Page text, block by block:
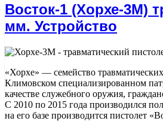
Восток-1 (Хорхе-3М)
мм. Устройство
«Хорхе» — семейство
Климовском специализированном
качестве служебного оружия,
С 2010 по 2015 года производился
на его базе производится пистолет